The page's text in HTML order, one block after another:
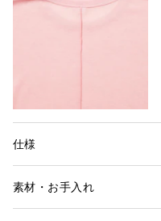
仕様
素材・お手入れ